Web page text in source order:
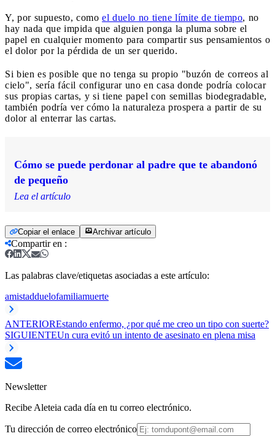
Y, por supuesto, como el duelo no tiene límite de tiempo, no
hay nada que impida que alguien ponga la pluma sobre el
papel en cualquier momento para compartir sus pensamientos o
el dolor por la pérdida de un ser querido.
Si bien es posible que no tenga su propio "buzón de correos al
cielo", sería fácil configurar uno en casa donde podría colocar
sus propias cartas, y si tiene papel con semillas biodegradable,
también podría ver cómo la naturaleza prospera a partir de su
dolor al enterrar las cartas.
Cómo se puede perdonar al padre que te abandonó
de pequeño
Lea el artículo
Copiar el enlace Archivar artículo
Compartir en :
Las palabras clave/etiquetas asociadas a este artículo:
amistadduelofamiliamuerte
ANTERIOREstando enfermo, ¿por qué me creo un tipo con suerte?
SIGUIENTEUn cura evitó un intento de asesinato en plena misa
Newsletter
Recibe Aleteia cada día en tu correo electrónico.
Tu dirección de correo electrónico